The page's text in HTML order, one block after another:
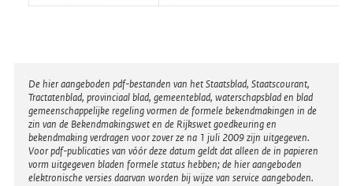
Disclaimer
De hier aangeboden pdf-bestanden van het Staatsblad, Staatscourant,
Tractatenblad, provinciaal blad, gemeenteblad, waterschapsblad en blad
gemeenschappelijke regeling vormen de formele bekendmakingen in de
zin van de Bekendmakingswet en de Rijkswet goedkeuring en
bekendmaking verdragen voor zover ze na 1 juli 2009 zijn uitgegeven.
Voor pdf-publicaties van vóór deze datum geldt dat alleen de in papieren
vorm uitgegeven bladen formele status hebben; de hier aangeboden
elektronische versies daarvan worden bij wijze van service aangeboden.